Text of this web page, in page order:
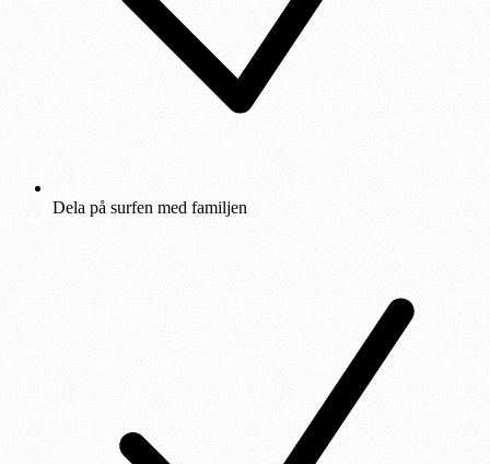
Dela på surfen med familjen